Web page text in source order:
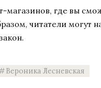
где вы
читатели могут
Вероника Лесневская